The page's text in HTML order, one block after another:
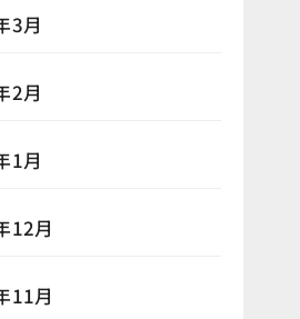
3月
2月
1月
12月
11月